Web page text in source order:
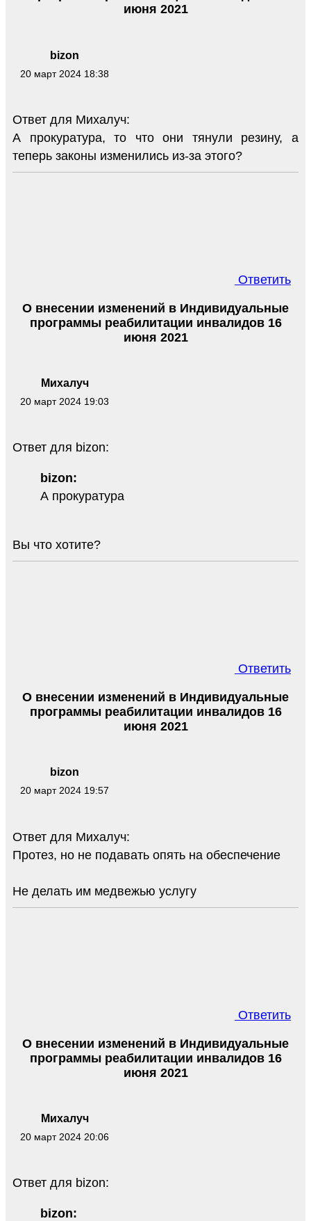
bizon
20 март 2024 18:38
июня 2021
Ответ для Михалуч:
А прокуратура, то что они тянули резину, а
теперь законы изменились из-за этого?
Ответить
Михалуч
20 март 2024 19:03
О внесении изменений в Индивидуальные
программы реабилитации инвалидов 16
июня 2021
Ответ для bizon:
bizon:
А прокуратура
Вы что хотите?
Ответить
bizon
20 март 2024 19:57
О внесении изменений в Индивидуальные
программы реабилитации инвалидов 16
июня 2021
Ответ для Михалуч:
Протез, но не подавать опять на обеспечение
Не делать им медвежью услугу
Ответить
Михалуч
20 март 2024 20:06
О внесении изменений в Индивидуальные
программы реабилитации инвалидов 16
июня 2021
Ответ для bizon:
bizon: